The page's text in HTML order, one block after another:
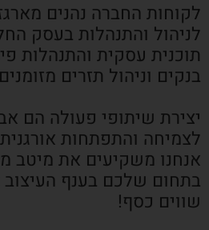
לקוחות החברה נהנים
לניהול והתנהלות בעסק
תוכנית עסקית והתנהלות
בנקים וניהול תזרים
יצירת שיתופי פעולה הם
לצמיחה והתפתחות
אנחנו משקיעים את מיטב
בתחום שלכם בענף העיצוב
שווים כסף!